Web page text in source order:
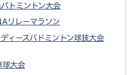
トミントン大会
リレーマラソン
ィースバドミントン球技大会
球大会